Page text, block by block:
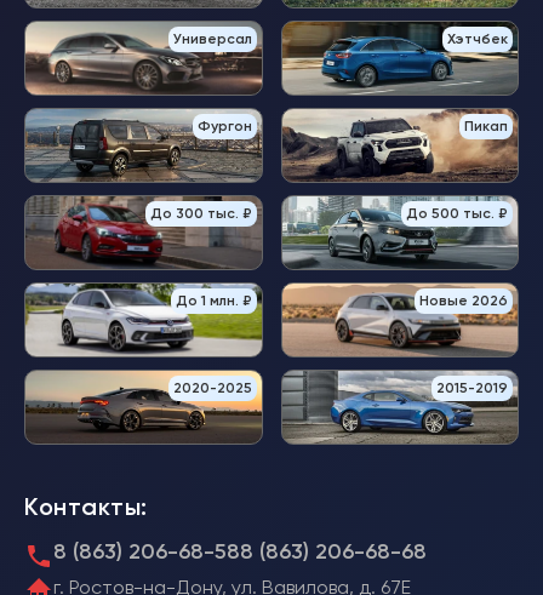
Универсал Хэтчбек
Фургон Пикап
До 300 тыс. ₽ До 500 тыс. ₽
До 1 млн. ₽ Новые 2026
2020-2025 2015-2019
Контакты:
8 (863) 206-68-588 (863) 206-68-68
г. Ростов-на-Дону, ул. Вавилова, д. 67Е